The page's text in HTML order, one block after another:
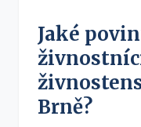
Jaké
Brně?